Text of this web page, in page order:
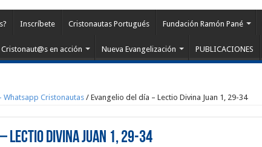
Inscríbete Cristonautas Portugués Fundación Ramón Pané
Cristonaut@s en acción Nueva Evangelización PUBLICACIONES
Whatsapp Cristonautas / Evangelio del día – Lectio Divina Juan 1, 29-34
Lectio Divina Juan 1, 29-34